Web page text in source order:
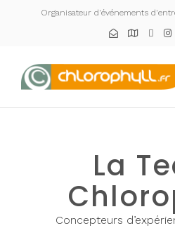
Organisateur d'événements
La
Concepteurs
Panneau de gestion des cookies